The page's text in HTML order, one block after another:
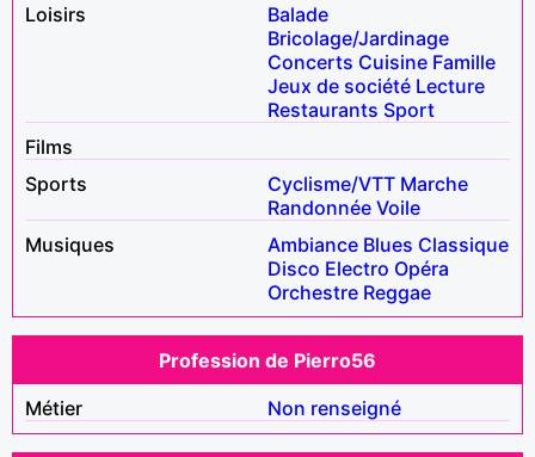
Loisirs
Balade
Bricolage/Jardinage
Concerts Cuisine Famille
Jeux de société Lecture
Restaurants Sport
Films
Sports
Cyclisme/VTT Marche
Randonnée Voile
Musiques
Ambiance Blues Classique
Disco Electro Opéra
Orchestre Reggae
Profession de Pierro56
Métier
Non renseigné